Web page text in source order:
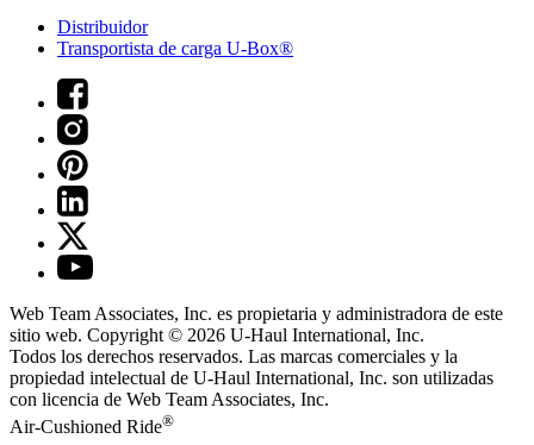
Distribuidor
Transportista de carga U-Box®
Web Team Associates, Inc. es propietaria y administradora de este
sitio web. Copyright © 2026 U-Haul International, Inc.
Todos los derechos reservados. Las marcas comerciales y la
propiedad intelectual de U-Haul International, Inc. son utilizadas
con licencia de Web Team Associates, Inc.
Air-Cushioned Ride®